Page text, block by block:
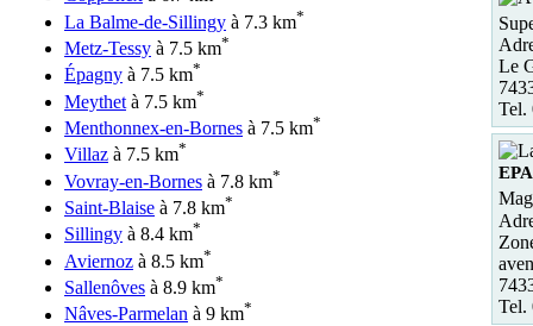
La Balme-de-Sillingy à 7.3 km*
Metz-Tessy à 7.5 km*
Épagny à 7.5 km*
Meythet à 7.5 km*
Menthonnex-en-Bornes à 7.5 km*
Villaz à 7.5 km*
Vovray-en-Bornes à 7.8 km*
Saint-Blaise à 7.8 km*
Sillingy à 8.4 km*
Aviernoz à 8.5 km*
Sallenôves à 8.9 km*
Nâves-Parmelan à 9 km*
Le
Tel.
Tel.